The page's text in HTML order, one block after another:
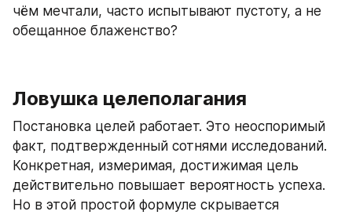
чём мечтали, часто испытывают пустоту, а не
обещанное блаженство?
Ловушка целеполагания
Постановка целей работает. Это неоспоримый
факт, подтвержденный сотнями исследований.
Конкретная, измеримая, достижимая цель
действительно повышает вероятность успеха.
Но в этой простой формуле скрывается